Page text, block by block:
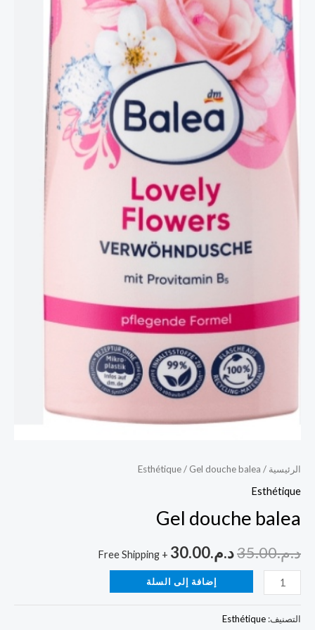
الرئيسية /
Esthétique/ Gel douche balea
Esthétique
Gel douche balea
د.م.35.00د.م.30.00
+ Free Shipping
إضافة إلى السلة
التصنيف: Esthétique